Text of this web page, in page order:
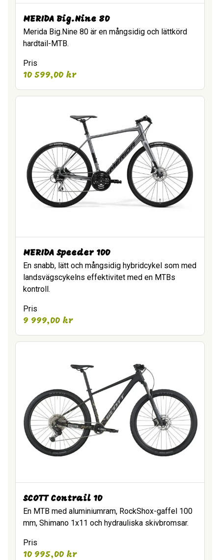
MERIDA Big.Nine 80
Merida Big.Nine 80 är en mångsidig och lättkörd
hardtail-MTB.
Pris
10 599,00 kr
MERIDA Speeder 100
En snabb, lätt och mångsidig hybridcykel som med
landsvägscykelns effektivitet med en MTBs
kontroll.
Pris
9 999,00 kr
SCOTT Contrail 10
En MTB med aluminiumram, RockShox-gaffel 100
mm, Shimano 1x11 och hydrauliska skivbromsar.
Pris
10 995,00 kr